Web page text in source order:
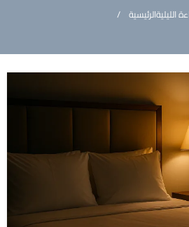
الرئيسيةالليلية